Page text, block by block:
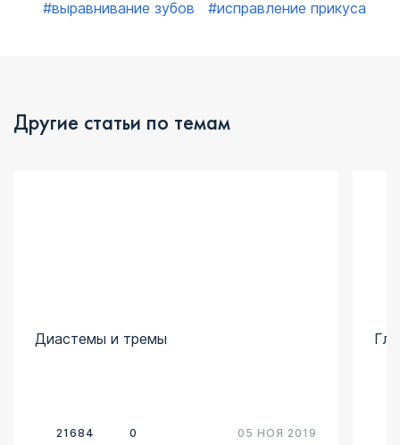
#выравнивание зубов #исправление прикуса
Другие статьи по темам
Диастемы и тремы
21684 0 05 НОЯ 2019